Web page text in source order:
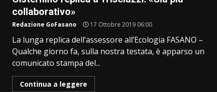
collaborativo»
Redazione GoFasano 17 Ottobre 2019 06:00
La lunga replica dell’assessore all’Ecologia FASANO –
Qualche giorno fa, sulla nostra testata, è apparso un
comunicato stampa del...
Continua a leggere